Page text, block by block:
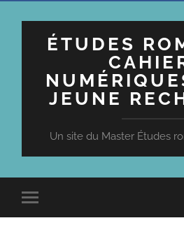
ÉTUDES
JEUNE
Un site du Master Études
Toggle
mobile